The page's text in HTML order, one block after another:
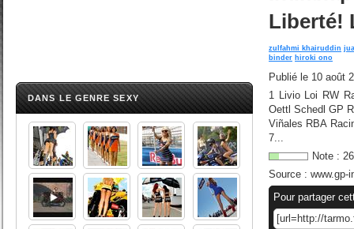
DANS LE GENRE SEXY
Liberté!
zulfahmi khairuddin
binder hiroki ono
Publié le 10 août
1 Livio Loi RW
Oettl Schedl GP
Viñales RBA
7...
Note : 26
Source : www.gp-
Pour partager